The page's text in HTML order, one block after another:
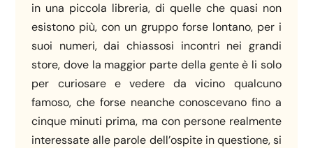
in una piccola libreria, di quelle che quasi non
esistono più, con un gruppo forse lontano, per i
suoi numeri, dai chiassosi incontri nei grandi
store, dove la maggior parte della gente è li solo
per curiosare e vedere da vicino qualcuno
famoso, che forse neanche conoscevano fino a
cinque minuti prima, ma con persone realmente
interessate alle parole dell’ospite in questione, si